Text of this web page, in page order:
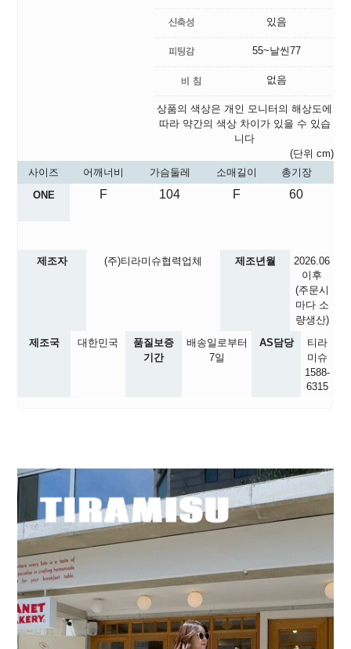
있음
55~날씬77
없음
상품의 색상은 개인 모니터의 해상도에
따라 약간의 색상 차이가 있을 수 있습
니다
(단위 cm)
사이즈
어깨너비 가슴둘레 소매길이
총기장
ONE
F 104 F 60
제조자 (주)티라미슈협력업체 제조년월
2026.06
이후
(주문시
마다 소
량생산)
제조국
대한민국
품질보증
기간
배송일로부터
7일
AS담당
티라
미슈
1588-
6315